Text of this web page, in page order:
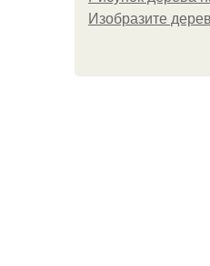
Изобразите